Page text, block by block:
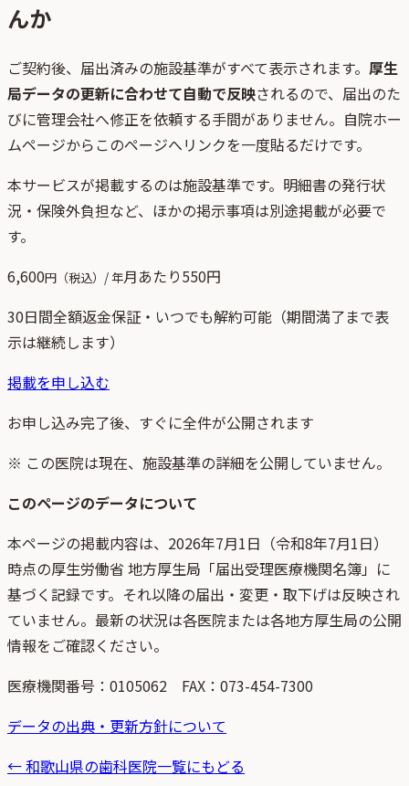
んか
ご契約後、 届出済みの施設基準がすべて表示されます。 厚生
局データの更新に合わせて自動で反映されるので、届出のた
びに管理会社へ修正を依頼する手間がありません。自院ホー
ムページからこのページへリンクを一度貼るだけです。
本サービスが掲載するのは施設基準です。明細書の発行状
況・保険外負担など、ほかの掲示事項は別途掲載が必要で
す。
6,600円（税込）/ 年月あたり550円
30日間全額返金保証・いつでも解約可能（期間満了まで表
示は継続します）
掲載を申し込む
お申し込み完了後、すぐに全件が公開されます
※ この医院は現在、施設基準の詳細を公開していません。
このページのデータについて
本ページの掲載内容は、 2026年7月1日 （令和8年7月1日）
時点の厚生労働省 地方厚生局「届出受理医療機関名簿」 に
基づく記録です。それ以降の届出・変更・取下げは反映され
ていません。最新の状況は各医院または各地方厚生局の公開
情報をご確認ください。
医療機関番号： 0105062 FAX：073-454-7300
データの出典・更新方針について
←和歌山県の歯科医院一覧にもどる